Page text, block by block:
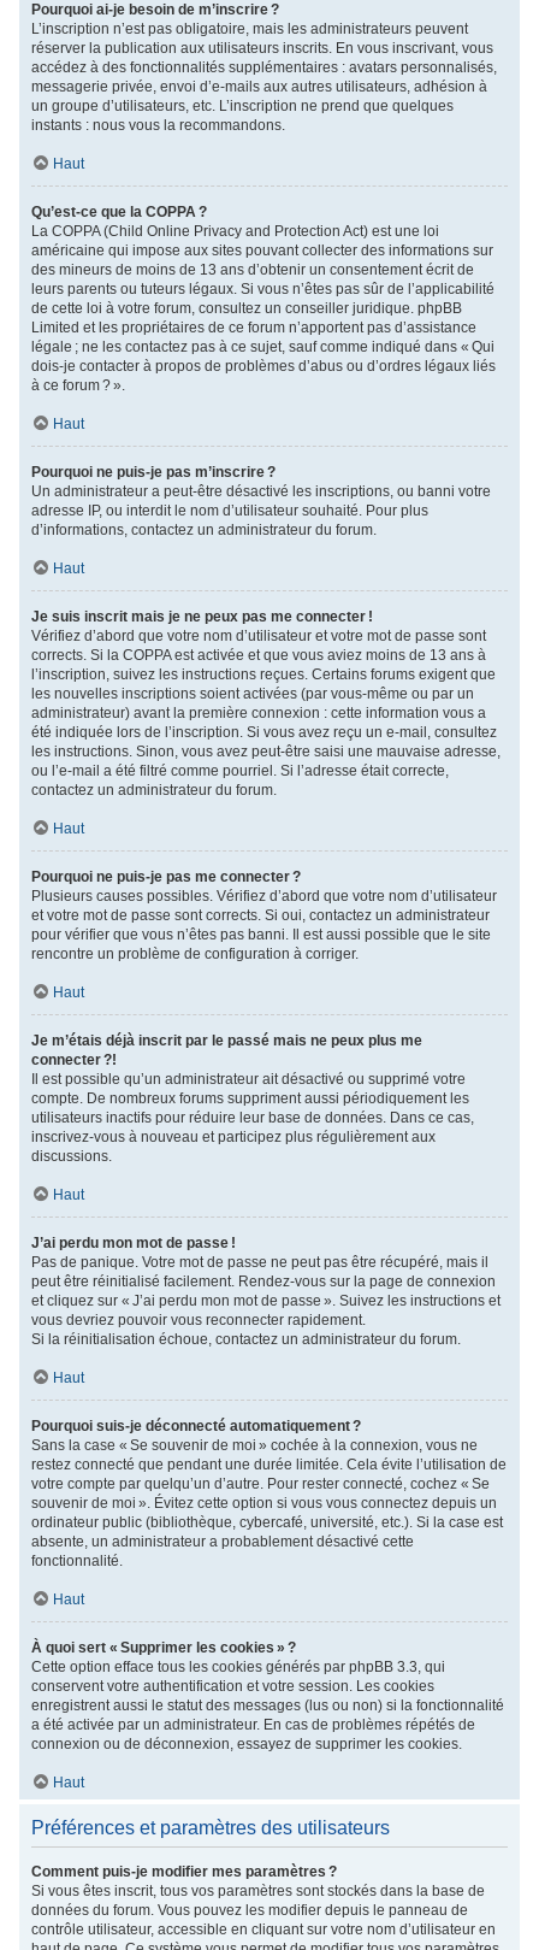
Pourquoi ai-je besoin de m’inscrire ?
L’inscription n’est pas obligatoire, mais les administrateurs peuvent
réserver la publication aux utilisateurs inscrits. En vous inscrivant, vous
accédez à des fonctionnalités supplémentaires : avatars personnalisés,
messagerie privée, envoi d’e-mails aux autres utilisateurs, adhésion à
un groupe d’utilisateurs, etc. L’inscription ne prend que quelques
instants : nous vous la recommandons.
Haut
Qu’est-ce que la COPPA ?
La COPPA (Child Online Privacy and Protection Act) est une loi
américaine qui impose aux sites pouvant collecter des informations sur
des mineurs de moins de 13 ans d’obtenir un consentement écrit de
leurs parents ou tuteurs légaux. Si vous n’êtes pas sûr de l’applicabilité
de cette loi à votre forum, consultez un conseiller juridique. phpBB
Limited et les propriétaires de ce forum n’apportent pas d’assistance
légale ; ne les contactez pas à ce sujet, sauf comme indiqué dans « Qui
dois-je contacter à propos de problèmes d’abus ou d’ordres légaux liés
à ce forum ? ».
Haut
Pourquoi ne puis-je pas m’inscrire ?
Un administrateur a peut-être désactivé les inscriptions, ou banni votre
adresse IP, ou interdit le nom d’utilisateur souhaité. Pour plus
d’informations, contactez un administrateur du forum.
Haut
Je suis inscrit mais je ne peux pas me connecter !
Vérifiez d’abord que votre nom d’utilisateur et votre mot de passe sont
corrects. Si la COPPA est activée et que vous aviez moins de 13 ans à
l’inscription, suivez les instructions reçues. Certains forums exigent que
les nouvelles inscriptions soient activées (par vous-même ou par un
administrateur) avant la première connexion : cette information vous a
été indiquée lors de l’inscription. Si vous avez reçu un e-mail, consultez
les instructions. Sinon, vous avez peut-être saisi une mauvaise adresse,
ou l’e-mail a été filtré comme pourriel. Si l’adresse était correcte,
contactez un administrateur du forum.
Haut
Pourquoi ne puis-je pas me connecter ?
Plusieurs causes possibles. Vérifiez d’abord que votre nom d’utilisateur
et votre mot de passe sont corrects. Si oui, contactez un administrateur
pour vérifier que vous n’êtes pas banni. Il est aussi possible que le site
rencontre un problème de configuration à corriger.
Haut
Je m’étais déjà inscrit par le passé mais ne peux plus me
connecter ?!
Il est possible qu’un administrateur ait désactivé ou supprimé votre
compte. De nombreux forums suppriment aussi périodiquement les
utilisateurs inactifs pour réduire leur base de données. Dans ce cas,
inscrivez-vous à nouveau et participez plus régulièrement aux
discussions.
Haut
J’ai perdu mon mot de passe !
Pas de panique. Votre mot de passe ne peut pas être récupéré, mais il
peut être réinitialisé facilement. Rendez-vous sur la page de connexion
et cliquez sur « J’ai perdu mon mot de passe ». Suivez les instructions et
vous devriez pouvoir vous reconnecter rapidement.
Si la réinitialisation échoue, contactez un administrateur du forum.
Haut
Pourquoi suis-je déconnecté automatiquement ?
Sans la case « Se souvenir de moi » cochée à la connexion, vous ne
restez connecté que pendant une durée limitée. Cela évite l’utilisation de
votre compte par quelqu’un d’autre. Pour rester connecté, cochez « Se
souvenir de moi ». Évitez cette option si vous vous connectez depuis un
ordinateur public (bibliothèque, cybercafé, université, etc.). Si la case est
absente, un administrateur a probablement désactivé cette
fonctionnalité.
Haut
À quoi sert « Supprimer les cookies » ?
Cette option efface tous les cookies générés par phpBB 3.3, qui
conservent votre authentification et votre session. Les cookies
enregistrent aussi le statut des messages (lus ou non) si la fonctionnalité
a été activée par un administrateur. En cas de problèmes répétés de
connexion ou de déconnexion, essayez de supprimer les cookies.
Haut
Préférences et paramètres des utilisateurs
Comment puis-je modifier mes paramètres ?
Si vous êtes inscrit, tous vos paramètres sont stockés dans la base de
données du forum. Vous pouvez les modifier depuis le panneau de
contrôle utilisateur, accessible en cliquant sur votre nom d’utilisateur en